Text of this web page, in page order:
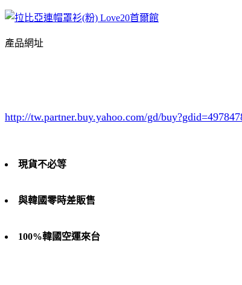
產品網址
http://tw.partner.buy.yahoo.com/gd/
現貨不必等
與韓國零時差販售
100%韓國空運來台